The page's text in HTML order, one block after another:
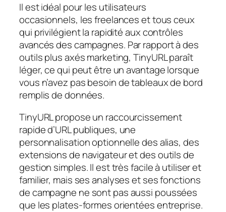
Il est idéal pour les utilisateurs
occasionnels, les freelances et tous ceux
qui privilégient la rapidité aux contrôles
avancés des campagnes. Par rapport à des
outils plus axés marketing, TinyURL paraît
léger, ce qui peut être un avantage lorsque
vous n’avez pas besoin de tableaux de bord
remplis de données.
TinyURL propose un raccourcissement
rapide d’URL publiques, une
personnalisation optionnelle des alias, des
extensions de navigateur et des outils de
gestion simples. Il est très facile à utiliser et
familier, mais ses analyses et ses fonctions
de campagne ne sont pas aussi poussées
que les plates-formes orientées entreprise.